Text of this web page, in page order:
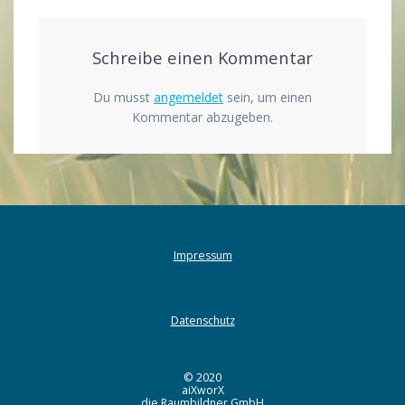
Schreibe einen Kommentar
Du musst angemeldet sein, um einen
Kommentar abzugeben.
Impressum
Datenschutz
© 2020
aiXworX